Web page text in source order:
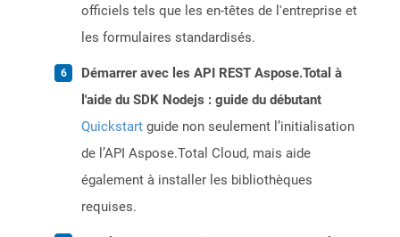
officiels tels que les en-têtes de l'entreprise et
les formulaires standardisés.
Démarrer avec les API REST Aspose.Total à
l'aide du SDK Nodejs : guide du débutant
Quickstart guide non seulement l’initialisation
de l’API Aspose.Total Cloud, mais aide
également à installer les bibliothèques
requises.